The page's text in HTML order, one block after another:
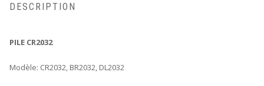
DESCRIPTION
PILE CR2032
Modèle: CR2032, BR2032, DL2032